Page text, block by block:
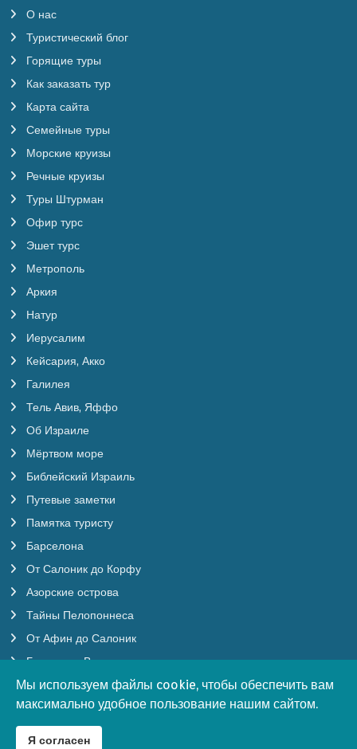
Мы используем файлы cookie, чтобы обеспечить вам
максимально удобное пользование нашим сайтом.
Я согласен
О нас
Туристический блог
Горящие туры
Как заказать тур
Карта сайта
Семейные туры
Морские круизы
Речные круизы
Туры Штурман
Офир турс
Эшет турс
Метрополь
Аркия
Натур
Иерусалим
Кейсария, Акко
Галилея
Тель Авив, Яффо
Об Израиле
Мёртвом море
Библейский Израиль
Путевые заметки
Памятка туристу
Барселона
От Салоник до Корфу
Азорские острова
Тайны Пелопоннеса
От Афин до Салоник
Будапешт, Вена
Бургундия
Бенилюкс
Мы используем файлы cookie, чтобы обеспечить вам
максимально удобное пользование нашим сайтом.
Я согласен